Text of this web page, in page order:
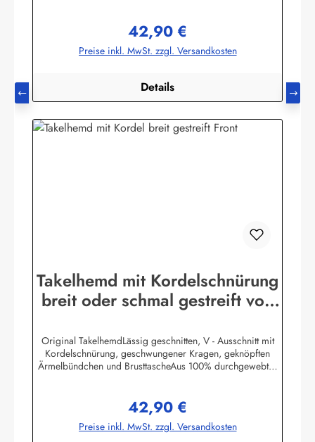
bekleidung.de
Regulärer Preis:
42,90 €
Preise inkl. MwSt. zzgl. Versandkosten
Details
Takelhemd mit Kordelschnürung
breit oder schmal gestreift von
Original TakelhemdLässig geschnitten, V - Ausschnitt mit
Kordelschnürung, geschwungener Kragen, geknöpften
Ärmelbündchen und BrusttascheAus 100% durchgewebter
(schmalgestreift)Herstellerinformationen:AS
Bekleidungswerk GmbHHeglitzer Str. 1226409
Wittmundinfo@modas-bekleidung.de
Regulärer Preis:
42,90 €
Preise inkl. MwSt. zzgl. Versandkosten